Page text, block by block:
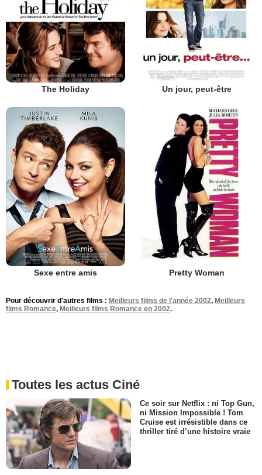
The Holiday Un jour, peut-être
Sexe entre amis Pretty Woman
Pour découvrir d'autres films : Meilleurs films de l'année 2002, Meilleurs
films Romance, Meilleurs films Romance en 2002.
Toutes les actus Ciné
Ce soir sur Netflix : ni Top Gun,
ni Mission Impossible ! Tom
Cruise est irrésistible dans ce
thriller tiré d’une histoire vraie